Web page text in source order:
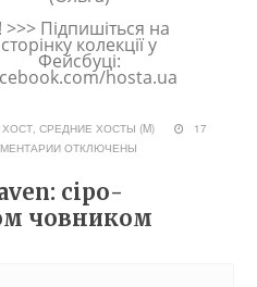
>>> Підпишіться на
сторінку колекції у
Фейсбуці:
hosta.ua
ХОСТ,СРЕДНИЕ ХОСТЫ (M)
17
ОТКЛЮЧЕНЫ
сіро-
човником